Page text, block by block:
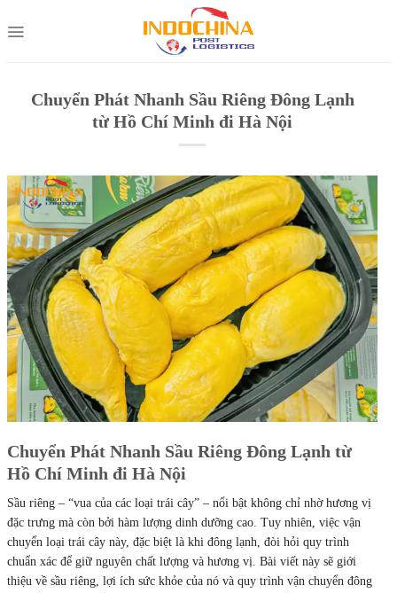
to
Chuyển Phát Nhanh Sầu Riêng Đông Lạnh
từ Hồ Chí Minh đi Hà Nội
Chuyển Phát Nhanh Sầu Riêng Đông Lạnh từ
Hồ Chí Minh đi Hà Nội
Sầu riêng – “vua của các loại trái cây” – nổi bật không chỉ nhờ hương vị
đặc trưng mà còn bởi hàm lượng dinh dưỡng cao. Tuy nhiên, việc vận
chuyển loại trái cây này, đặc biệt là khi đông lạnh, đòi hỏi quy trình
chuẩn xác để giữ nguyên chất lượng và hương vị. Bài viết này sẽ giới
thiệu về sầu riêng, lợi ích sức khỏe của nó và quy trình vận chuyển đông